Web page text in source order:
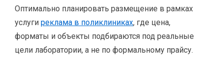
Оптимально планировать размещение в рамках
услуги реклама в поликлиниках, где цена,
форматы и объекты подбираются под реальные
цели лаборатории, а не по формальному прайсу.